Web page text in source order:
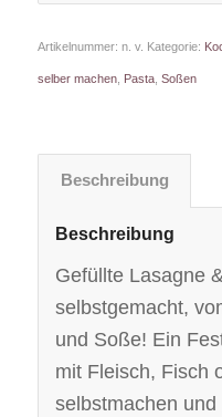
Artikelnummer: n. v. Kategorie:
selber machen, Pasta, Soßen
Beschreibung
Beschreibung
Gefüllte Lasagne
selbstgemacht,
und Soße! Ein
mit Fleisch, Fisch
selbstmachen